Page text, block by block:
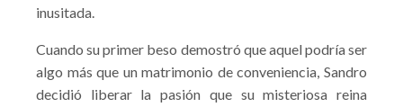
inusitada.
Cuando su primer beso demostró que aquel podría ser
algo más que un matrimonio de conveniencia, Sandro
decidió liberar la pasión que su misteriosa reina